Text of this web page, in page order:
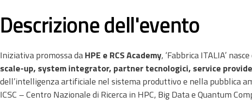
Descrizione dell'evento
Iniziativa promossa daHPE e RCS Academy, ‘Fabbrica ITALIA’
scale-up, system integrator, partner tecnologici, service
dell’intelligenza artificiale nel sistema produttivo e nella pubblica
ICSC – Centro Nazionale di Ricerca in HPC, Big Data e Quantum